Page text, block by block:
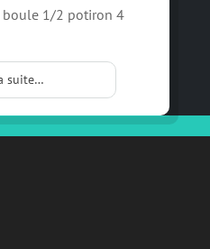
1/2 potiron 4
suite…